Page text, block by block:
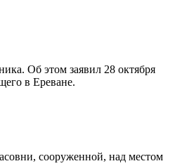
Об этом заявил 28 октября
в Ереване.
сооруженной, над местом